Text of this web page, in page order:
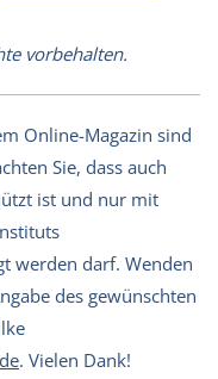
vorbehalten.
Online-Magazin sind
Sie, dass auch
ist und nur mit
werden darf. Wenden
des gewünschten
. Vielen Dank!